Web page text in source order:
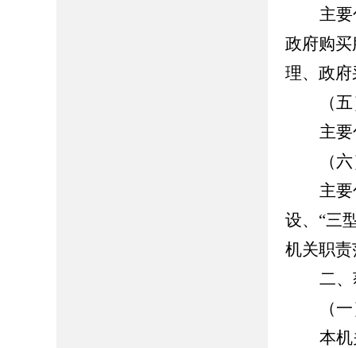
主
政府购
理、政
（
主
（
主
设、 “三
机关职
二
（
本